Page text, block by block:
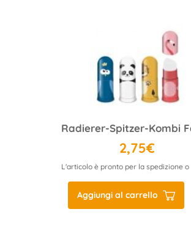
Radierer-Spitzer-Kombi
2,75€
L'articolo è pronto per la spedizione
Aggiungi al carrello